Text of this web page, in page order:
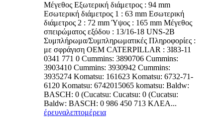
Μέγεθος Εξωτερική διάμετρος : 94 mm
Εσωτερική διάμετρος 1 : 63 mm Εσωτερική
διάμετρος 2 : 72 mm Ύψος : 165 mm Μέγεθος
σπειρώματος εξόδου : 13/16-18 UNS-2B
Συμπλήρωμα/Συμπληρωματικές Πληροφορίες :
με σφράγιση OEM CATERPILLAR : 3I83-11
0341 771 0 Cummins: 3890706 Cummins:
3903410 Cummins: 3930942 Cummins:
3935274 Komatsu: 161623 Komatsu: 6732-71-
6120 Komatsu: 6742015065 komatsu: Baldw:
BASCH: 0 (Cucatsu: Cucatsu: 0 (Cucatsu:
Baldw: BASCH: 0 986 450 713 ΚΛΕΑ...
έρευναλεπτομέρεια